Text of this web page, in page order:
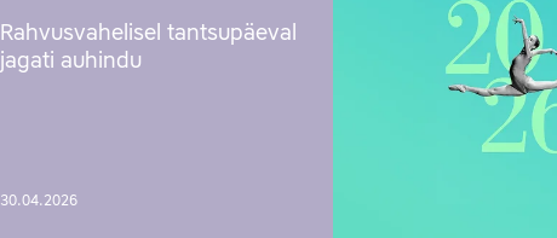
Rahvusvahelisel tantsupäeval
jagati auhindu
30.04.2026